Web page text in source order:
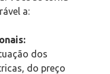
a:
dos
do preço